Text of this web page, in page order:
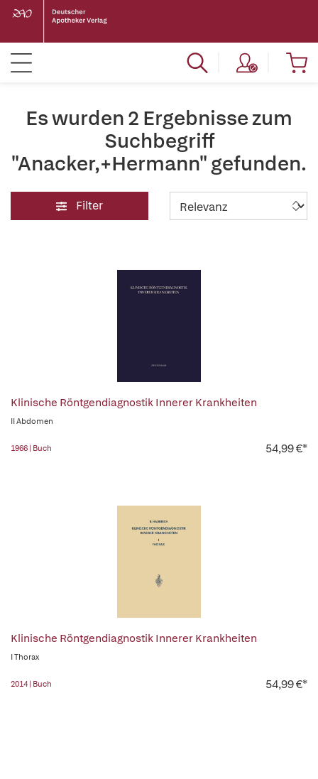
Es wurden 2 Ergebnisse zum
Suchbegriff
"Anacker,+Hermann" gefunden.
Filter
Klinische Röntgendiagnostik Innerer Krankheiten
II Abdomen
1966 | Buch 54,99 €*
Klinische Röntgendiagnostik Innerer Krankheiten
I Thorax
2014 | Buch 54,99 €*